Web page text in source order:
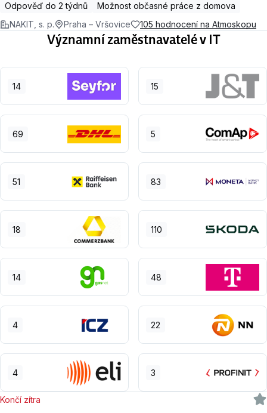
Odpověď do 2 týdnů
Možnost občasné práce z domova
NAKIT, s. p.
Praha – Vršovice 105 hodnocení na Atmoskopu
Významní zaměstnavatelé v IT
14 15
69 5
51 83
18 110
14 48
4 22
4 3
Končí zítra